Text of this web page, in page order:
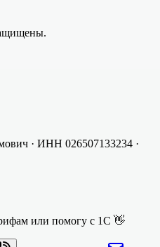
· ИНН 026507133234 ·
или помогу с 1С 👋